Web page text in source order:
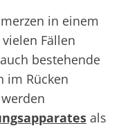
in einem
Fällen
bestehende
im Rücken
als